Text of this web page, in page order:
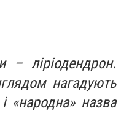
– ліріодендрон.
нагадують
«народна» назва